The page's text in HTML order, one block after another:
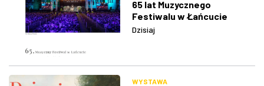
65 lat Muzycznego
Festiwalu w Łańcucie
Dzisiaj
WYSTAWA